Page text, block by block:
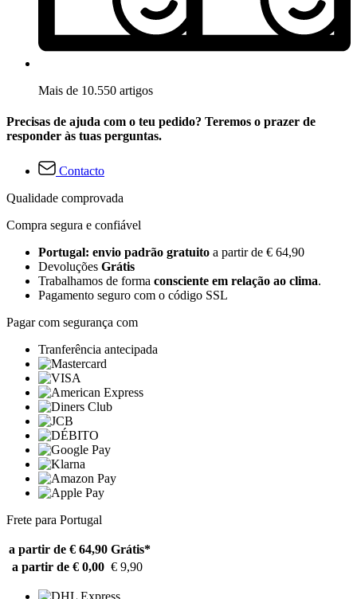
Mais de 10.550 artigos
Precisas de ajuda com o teu pedido? Teremos o prazer de
responder às tuas perguntas.
Contacto
Qualidade comprovada
Compra segura e confiável
Portugal: envio padrão gratuito a partir de € 64,90
Devoluções Grátis
Trabalhamos de forma consciente em relação ao clima.
Pagamento seguro com o código SSL
Pagar com segurança com
Tranferência antecipada
Frete para Portugal
a partir de € 64,90 Grátis*
a partir de € 0,00 € 9,90